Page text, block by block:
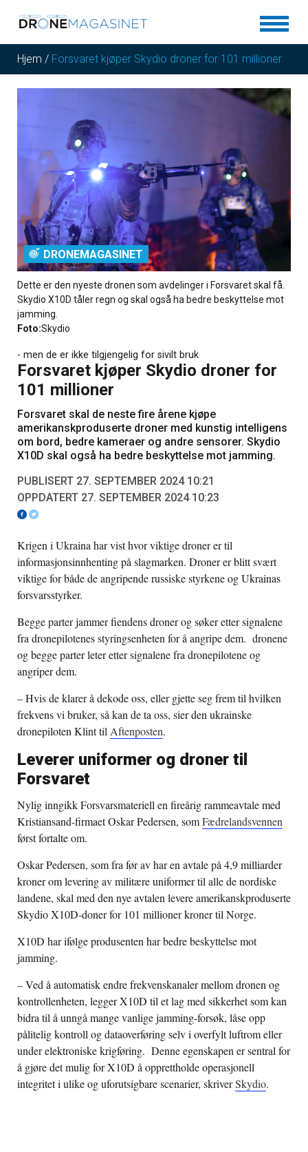
Hjem / Forsvaret kjøper Skydio droner for 101 millioner
DRONEMAGASINET
Dette er den nyeste dronen som avdelinger i Forsvaret skal få.
Skydio X10D tåler regn og skal også ha bedre beskyttelse mot
jamming.
Foto:Skydio
- men de er ikke tilgjengelig for sivilt bruk
Forsvaret kjøper Skydio droner for
101 millioner
Forsvaret skal de neste fire årene kjøpe
amerikanskproduserte droner med kunstig intelligens
om bord, bedre kameraer og andre sensorer. Skydio
X10D skal også ha bedre beskyttelse mot jamming.
PUBLISERT 27. SEPTEMBER 2024 10:21
OPPDATERT 27. SEPTEMBER 2024 10:23
Krigen i Ukraina har vist hvor viktige droner er til
informasjonsinnhenting på slagmarken. Droner er blitt svært
viktige for både de angripende russiske styrkene og Ukrainas
forsvarsstyrker.
Begge parter jammer fiendens droner og søker etter signalene
fra dronepilotenes styringsenheten for å angripe dem. dronene
og begge parter leter etter signalene fra dronepilotene og
angriper dem.
– Hvis de klarer å dekode oss, eller gjette seg frem til hvilken
frekvens vi bruker, så kan de ta oss, sier den ukrainske
dronepiloten Klint til Aftenposten.
Leverer uniformer og droner til
Forsvaret
Nylig inngikk Forsvarsmateriell en fireårig rammeavtale med
Kristiansand-firmaet Oskar Pedersen, somFædrelandsvennen
først fortalte om.
Oskar Pedersen, som fra før av har en avtale på 4,9 milliarder
kroner om levering av militære uniformer til alle de nordiske
landene, skal med den nye avtalen levere amerikanskproduserte
Skydio X10D-doner for 101 millioner kroner til Norge.
X10D har ifølge produsenten har bedre beskyttelse mot
jamming.
– Ved å automatisk endre frekvenskanaler mellom dronen og
kontrollenheten, legger X10D til et lag med sikkerhet som kan
bidra til å unngå mange vanlige jamming-forsøk, låse opp
pålitelig kontroll og dataoverføring selv i overfylt luftrom eller
under elektroniske krigføring. Denne egenskapen er sentral for
å gjøre det mulig for X10D å opprettholde operasjonell
integritet i ulike og uforutsigbare scenarier, skriverSkydio.